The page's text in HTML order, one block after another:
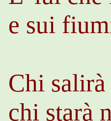
e sui
Chi
chi starà